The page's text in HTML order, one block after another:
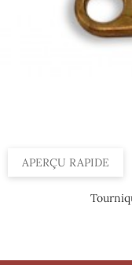
APERÇU RAPIDE